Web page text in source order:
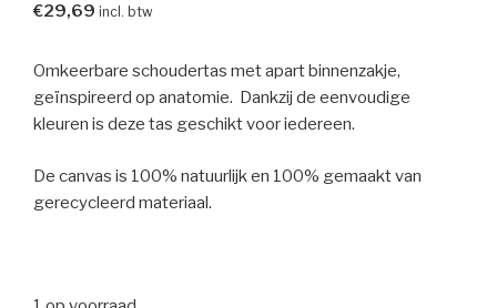
€29,69 incl. btw
Omkeerbare schoudertas met apart binnenzakje,
geïnspireerd op anatomie. Dankzij de eenvoudige
kleuren is deze tas geschikt voor iedereen.
De canvas is 100% natuurlijk en 100% gemaakt van
gerecycleerd materiaal.